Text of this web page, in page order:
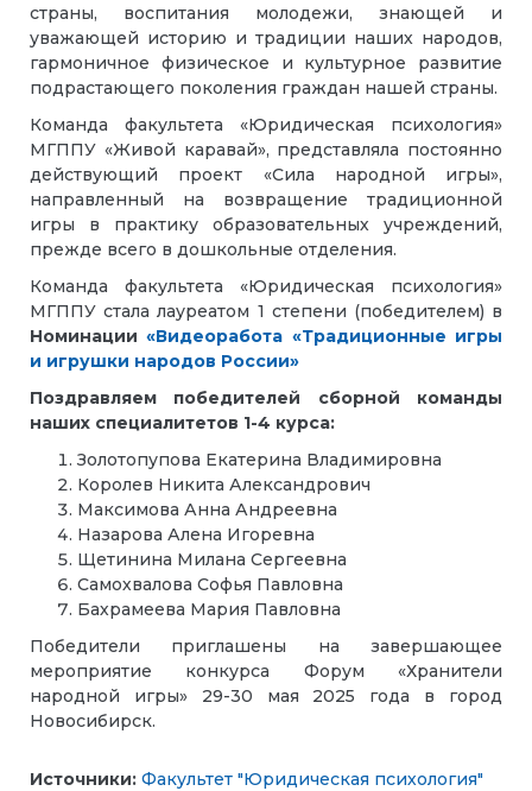
страны, воспитания молодежи, знающей и
уважающей историю и традиции наших народов,
гармоничное физическое и культурное развитие
подрастающего поколения граждан нашей страны.
Команда факультета «Юридическая психология»
МГППУ «Живой каравай», представляла постоянно
действующий проект «Сила народной игры»,
направленный на возвращение традиционной
игры в практику образовательных учреждений,
прежде всего в дошкольные отделения.
Команда факультета «Юридическая психология»
МГППУ стала лауреатом 1 степени (победителем) в
Номинации«Видеоработа «Традиционные игры
и игрушки народов России»
Поздравляем победителей сборной команды
наших специалитетов 1-4 курса:
Золотопупова Екатерина Владимировна
Королев Никита Александрович
Максимова Анна Андреевна
Назарова Алена Игоревна
Щетинина Милана Сергеевна
Самохвалова Софья Павловна
Бахрамеева Мария Павловна
Победители приглашены на завершающее
мероприятие конкурса Форум «Хранители
народной игры» 29-30 мая 2025 года в город
Новосибирск.
Источники: Факультет "Юридическая психология"